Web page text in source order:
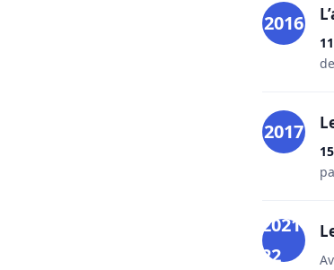
2016
2017
2021-
22